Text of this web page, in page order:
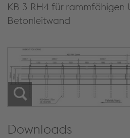
KB 3 RH4 für rammfähigen
Betonleitwand
Downloads